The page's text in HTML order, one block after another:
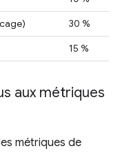
30 %
15 %
aux métriques
métriques de